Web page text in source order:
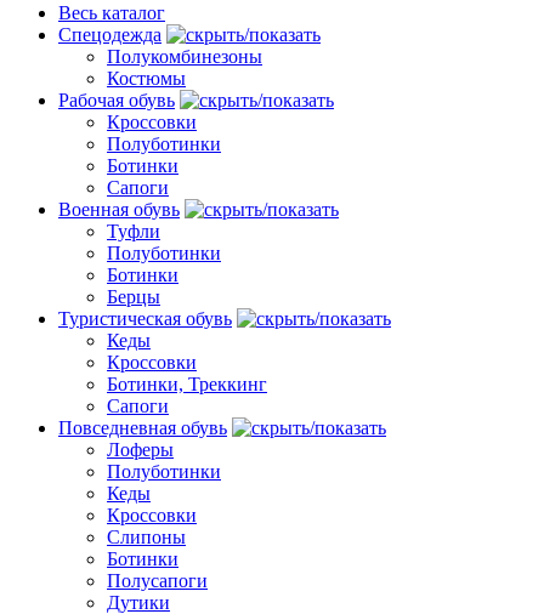
Весь каталог
Спецодежда
Полукомбинезоны
Костюмы
Рабочая обувь
Кроссовки
Полуботинки
Ботинки
Сапоги
Военная обувь
Туфли
Полуботинки
Ботинки
Берцы
Туристическая обувь
Кеды
Кроссовки
Ботинки, Треккинг
Сапоги
Повседневная обувь
Лоферы
Полуботинки
Кеды
Кроссовки
Слипоны
Ботинки
Полусапоги
Дутики